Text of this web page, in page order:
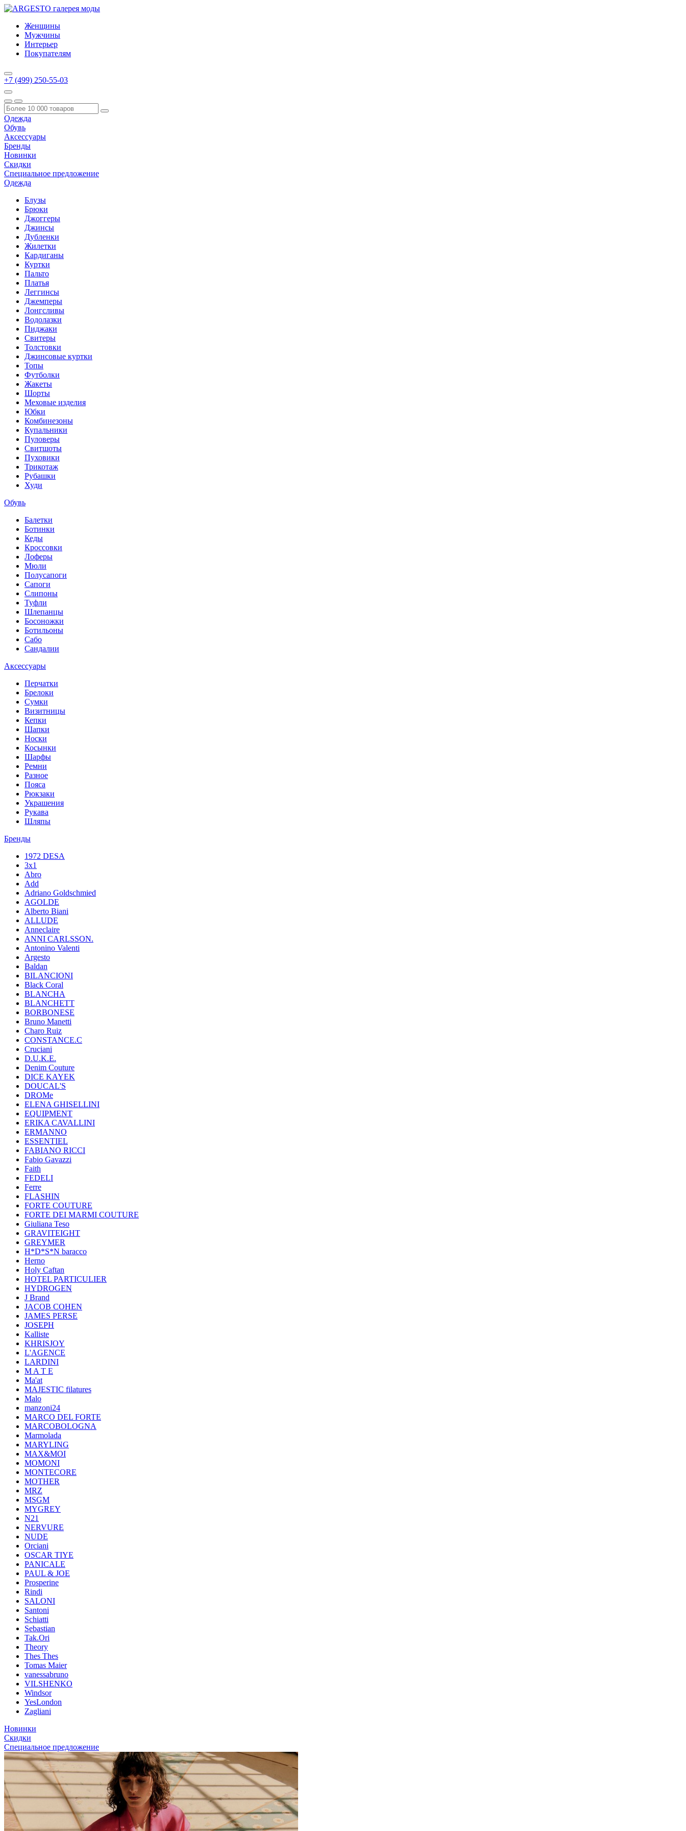
Женщины
Мужчины
Интерьер
Покупателям
+7 (499) 250-55-03
Одежда
Обувь
Аксессуары
Бренды
Новинки
Скидки
Специальное предложение
Одежда
Блузы
Брюки
Джоггеры
Джинсы
Дубленки
Жилетки
Кардиганы
Куртки
Пальто
Платья
Леггинсы
Джемперы
Лонгсливы
Водолазки
Пиджаки
Свитеры
Толстовки
Джинсовые куртки
Топы
Футболки
Жакеты
Шорты
Меховые изделия
Юбки
Комбинезоны
Купальники
Пуловеры
Свитшоты
Пуховики
Трикотаж
Рубашки
Худи
Обувь
Балетки
Ботинки
Кеды
Кроссовки
Лоферы
Мюли
Полусапоги
Сапоги
Слипоны
Туфли
Шлепанцы
Босоножки
Ботильоны
Сабо
Сандалии
Аксессуары
Перчатки
Брелоки
Сумки
Визитницы
Кепки
Шапки
Носки
Косынки
Шарфы
Ремни
Разное
Пояса
Рюкзаки
Украшения
Рукава
Шляпы
Бренды
1972 DESA
3x1
Abro
Add
Adriano Goldschmied
AGOLDE
Alberto Biani
ALLUDE
Anneclaire
ANNI CARLSSON.
Antonino Valenti
Argesto
Baldan
BILANCIONI
Black Coral
BLANCHA
BLANCHETT
BORBONESE
Bruno Manetti
Charo Ruiz
CONSTANCE.C
Cruciani
D.U.K.E.
Denim Couture
DICE KAYEK
DOUCAL'S
DROMe
ELENA GHISELLINI
EQUIPMENT
ERIKA CAVALLINI
ERMANNO
ESSENTIEL
FABIANO RICCI
Fabio Gavazzi
Faith
FEDELI
Ferre
FLASHIN
FORTE COUTURE
FORTE DEI MARMI COUTURE
Giuliana Teso
GRAVITEIGHT
GREYMER
H*D*S*N baracco
Herno
Holy Caftan
HOTEL PARTICULIER
HYDROGEN
J Brand
JACOB COHEN
JAMES PERSE
JOSEPH
Kalliste
KHRISJOY
L'AGENCE
LARDINI
M A T E
Ma'at
MAJESTIC filatures
Malo
manzoni24
MARCO DEL FORTE
MARCOBOLOGNA
Marmolada
MARYLING
MAX&MOI
MOMONI
MONTECORE
MOTHER
MRZ
MSGM
MYGREY
N21
NERVURE
NUDE
Orciani
OSCAR TIYE
PANICALE
PAUL & JOE
Prosperine
Rindi
SALONI
Santoni
Schiatti
Sebastian
Tak.Ori
Theory
Thes Thes
Tomas Maier
vanessabruno
VILSHENKO
Windsor
YesLondon
Zagliani
Новинки
Скидки
Специальное предложение